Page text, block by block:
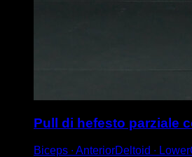
Pull di hefesto parziale
Biceps ∙ AnteriorDeltoid ∙